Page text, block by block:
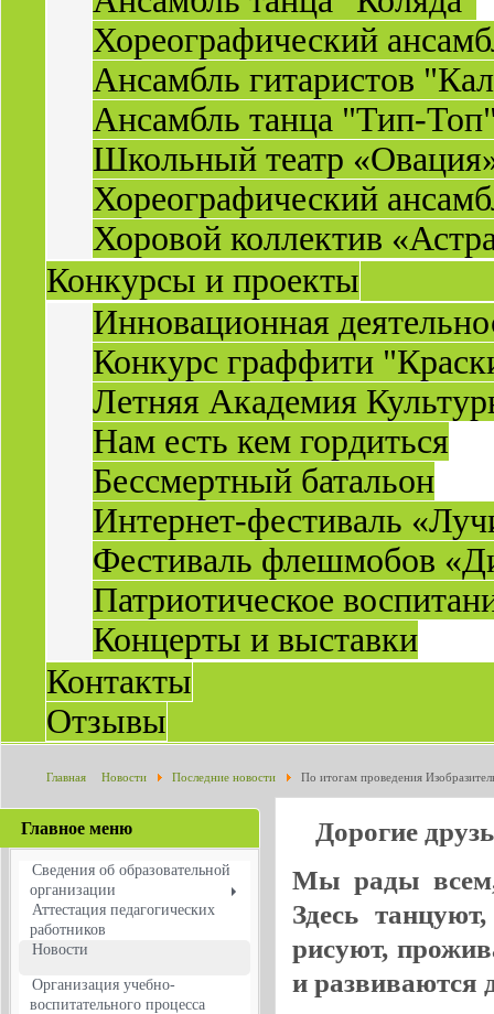
Хореографический
Ансамбль гитаристов
Ансамбль танца "Тип-
Школьный театр
Хореографический
Хоровой коллектив
Конкурсы и проекты
Инновационная
Конкурс граффити
Летняя Академия
Нам есть кем гордиться
Бессмертный батальон
Интернет-фестиваль
Фестиваль флешмобов
Патриотическое
Концерты и выставки
Контакты
Отзывы
Главная Новости Последние новости
По итогам проведения
Главное меню
Сведения об образовательной
организации
Аттестация педагогических
работников
Новости
Организация учебно-
воспитательного процесса
Дорогие
Мы рады всем,
Здесь
рисуют,
и развиваются